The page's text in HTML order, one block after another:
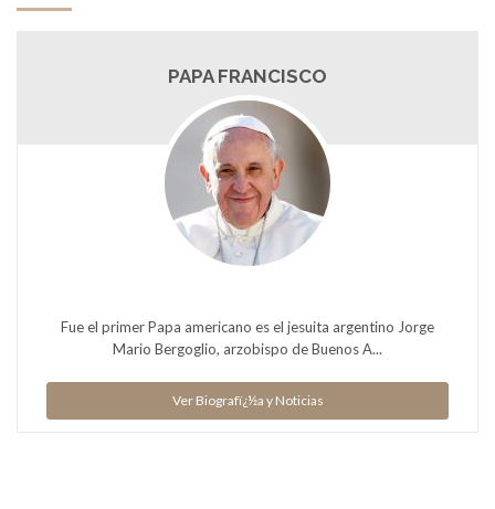
PAPA FRANCISCO
Fue el primer Papa americano es el jesuita argentino Jorge
Mario Bergoglio, arzobispo de Buenos A...
Ver Biografï¿½a y Noticias